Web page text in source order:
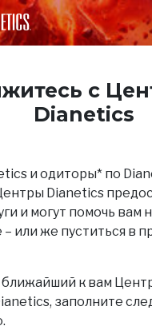
с
Dianetics
и одиторы* по
Dianetics
и могут помочь вам
или же пуститься в
к вам
заполните